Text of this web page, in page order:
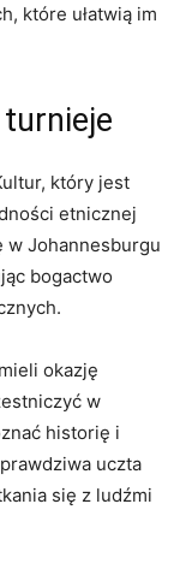
które⁤ ułatwią ‍im
który jest
etnicznej
w Johannesburgu
bogactwo
⁣okazję
w⁢
historię i
uczta
się z ludźmi